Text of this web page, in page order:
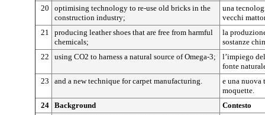
20
optimising technology to re-use old bricks in the
construction industry;
una
vecchi
21
producing leather shoes that are free from harmful
chemicals;
la
sostanze
22
using CO2 to harness a natural source of Omega-3;
l’impiego
fonte
23
and a new technique for carpet manufacturing.
e una nuova
moquette.
24 Background
Contesto